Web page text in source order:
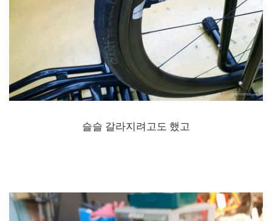
슬슬 갈라지려고도 했고